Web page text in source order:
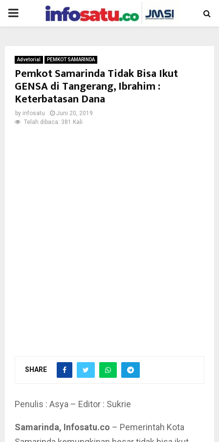
PRIMARY
Advetorial PEMKOT SAMARINDA
Pemkot Samarinda Tidak Bisa Ikut
GENSA di Tangerang, Ibrahim :
Keterbatasan Dana
by infosatu
Juni 20, 2019
Telah dibaca: 381 Kali
SHARE
Penulis : Asya – Editor : Sukrie
Samarinda, Infosatu.co – Pemerintah Kota